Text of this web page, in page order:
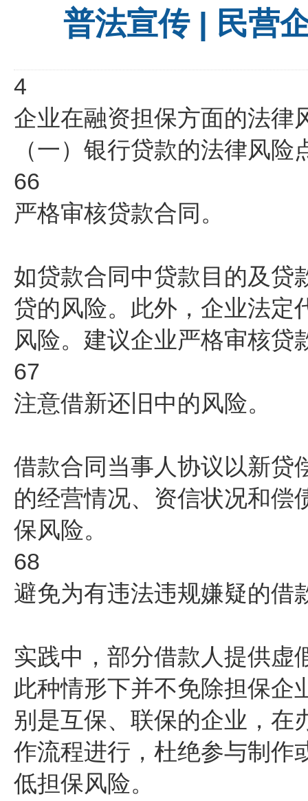
普法宣传 | 民营
4
企业在融资担保方面的法律
（一）银行贷款的法律风险
66
严格审核贷款合同。
如贷款合同中贷款目的及贷
贷的风险。此外，企业法定
风险。建议企业严格审核贷
67
注意借新还旧中的风险。
借款合同当事人协议以新贷
的经营情况、资信状况和偿
保风险。
68
避免为有违法违规嫌疑的借
实践中，部分借款人提供虚
此种情形下并不免除担保企
别是互保、联保的企业，在
作流程进行，杜绝参与制作
低担保风险。